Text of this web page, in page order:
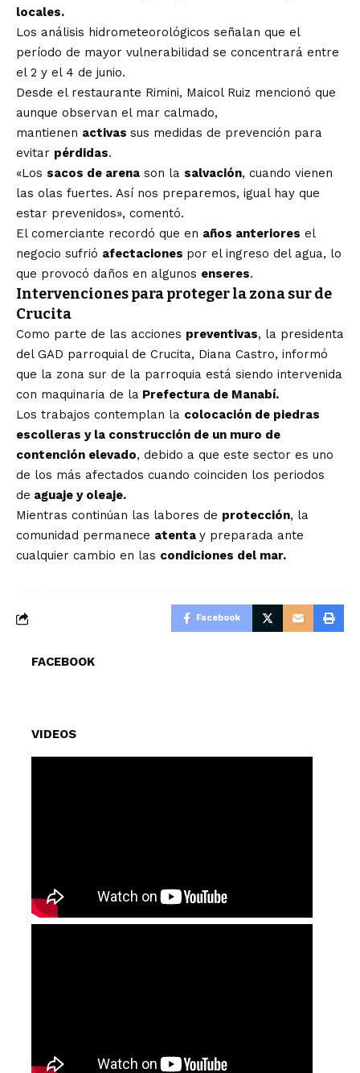
locales.
Los análisis hidrometeorológicos señalan que el
período de mayor vulnerabilidad se concentrará entre
el 2 y el 4 de junio.
Desde el restaurante Rimini, Maicol Ruiz mencionó que
aunque observan el mar calmado,
mantienen activas sus medidas de prevención para
evitar pérdidas.
«Los sacos de arena son la salvación, cuando vienen
las olas fuertes. Así nos preparemos, igual hay que
estar prevenidos», comentó.
El comerciante recordó que en años anteriores el
negocio sufrió afectaciones por el ingreso del agua, lo
que provocó daños en algunos enseres.
Intervenciones para proteger la zona sur de
Crucita
Como parte de las acciones preventivas, la presidenta
del GAD parroquial de Crucita, Diana Castro, informó
que la zona sur de la parroquia está siendo intervenida
con maquinaria de la Prefectura de Manabí.
Los trabajos contemplan la colocación de piedras
escolleras y la construcción de un muro de
contención elevado, debido a que este sector es uno
de los más afectados cuando coinciden los periodos
de aguaje y oleaje.
Mientras continúan las labores de protección, la
comunidad permanece atenta y preparada ante
cualquier cambio en las condiciones del mar.
Facebook
FACEBOOK
VIDEOS